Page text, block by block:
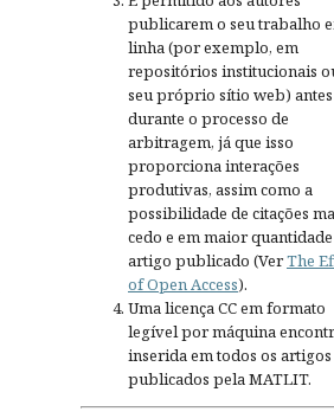
publicarem o seu trabalho
linha (por exemplo, em
repositórios institucionais
seu próprio sítio web) antes
durante o processo de
arbitragem, já que isso
proporciona interações
produtivas, assim como a
possibilidade de citações
cedo e em maior
artigo publicado (VerThe
of Open Access).
Uma licença CC em formato
legível por máquina
inserida em todos os artigos
publicados pela MATLIT.